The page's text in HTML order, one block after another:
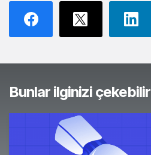
Bunlar ilginizi çekebilir